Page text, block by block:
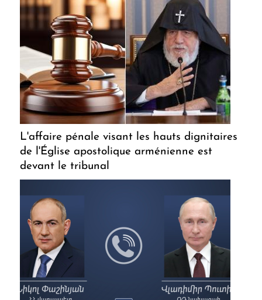
L'affaire pénale visant les hauts dignitaires
de l'Église apostolique arménienne est
devant le tribunal